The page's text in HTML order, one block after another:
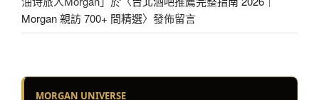
Morgan 親訪 700+ 間精選〉發佈留言
MORGAN UNIVERSE